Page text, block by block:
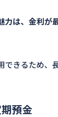
力は、金利が
できるため、
預金